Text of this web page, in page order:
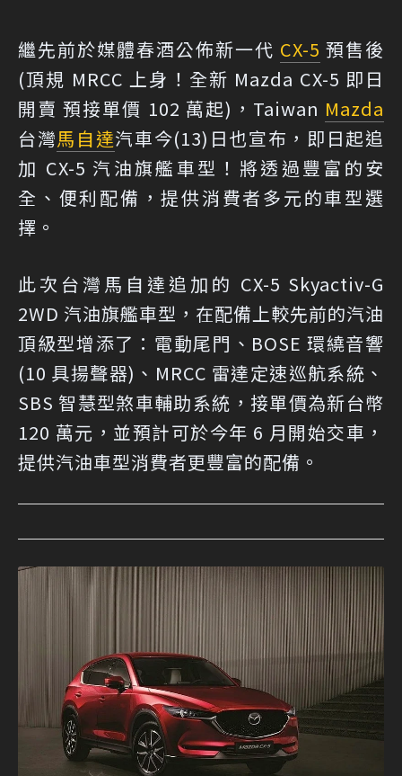
繼先前於媒體春酒公佈新一代 CX-5 預售後
(頂規 MRCC 上身！全新 Mazda CX-5 即日
開賣 預接單價 102 萬起)，Taiwan Mazda
台灣馬自達汽車今(13)日也宣布，即日起追
加 CX-5 汽油旗艦車型！將透過豐富的安
全、便利配備，提供消費者多元的車型選
擇。
此次台灣馬自達追加的 CX-5 Skyactiv-G
2WD 汽油旗艦車型，在配備上較先前的汽油
頂級型增添了：電動尾門、BOSE 環繞音響
(10 具揚聲器)、MRCC 雷達定速巡航系統、
SBS 智慧型煞車輔助系統，接單價為新台幣
120 萬元，並預計可於今年 6 月開始交車，
提供汽油車型消費者更豐富的配備。